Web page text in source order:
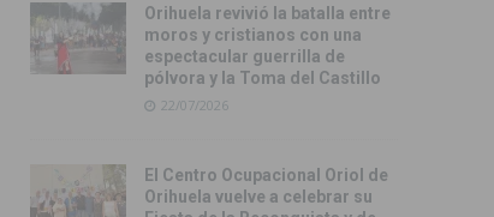
Orihuela revivió la batalla entre
moros y cristianos con una
espectacular guerrilla de
pólvora y la Toma del Castillo
22/07/2026
El Centro Ocupacional Oriol de
Orihuela vuelve a celebrar su